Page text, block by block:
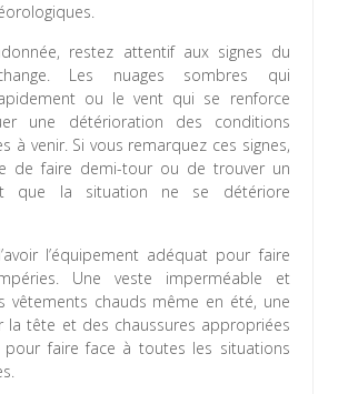
restez attentif aux signes du
Les nuages sombres qui
ou le vent qui se renforce
une détérioration des conditions
à venir. Si vous remarquez ces signes,
de faire demi-tour ou de trouver un
que la situation ne se détériore
l’équipement adéquat pour faire
Une veste imperméable et
vêtements chauds même en été, une
la tête et des chaussures appropriées
pour faire face à toutes les situations